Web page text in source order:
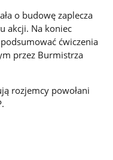
o budowę zaplecza
akcji. Na koniec
ćwiczenia
przez Burmistrza
rozjemcy powołani